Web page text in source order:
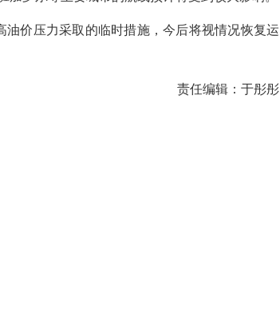
价压力采取的临时措施，今后将视情况恢复运
责任编辑：于彤彤